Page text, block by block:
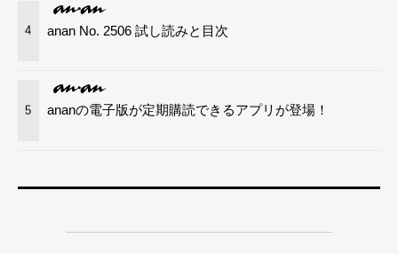
4 anan No. 2506 試し読みと目次
5 ananの電子版が定期購読できるアプリが登場！